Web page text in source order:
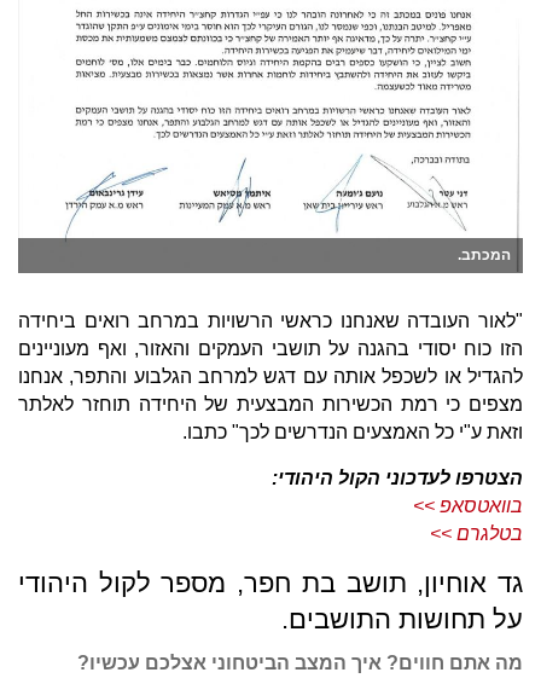
המכתב.
"לאור העובדה שאנחנו כראשי הרשויות במרחב רואים ביחידה
הזו כוח יסודי בהגנה על תושבי העמקים והאזור, ואף מעוניינים
להגדיל או לשכפל אותה עם דגש למרחב הגלבוע והתפר, אנחנו
מצפים כי רמת הכשירות המבצעית של היחידה תוחזר לאלתר
וזאת ע"י כל האמצעים הנדרשים לכך" כתבו.
הצטרפו לעדכוני הקול היהודי:
בוואטסאפ >>
בטלגרם >>
גד אוחיון, תושב בת חפר, מספר לקול היהודי
על תחושות התושבים.
מה אתם חווים? איך המצב הביטחוני אצלכם עכשיו?